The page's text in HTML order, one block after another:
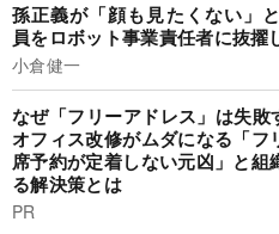
孫正義が「顔も見たくない」
員をロボット事業責任者に抜擢
小倉健一
なぜ「フリーアドレス」は失
オフィス改修がムダになる「フ
席予約が定着しない元凶」と組
る解決策とは
PR